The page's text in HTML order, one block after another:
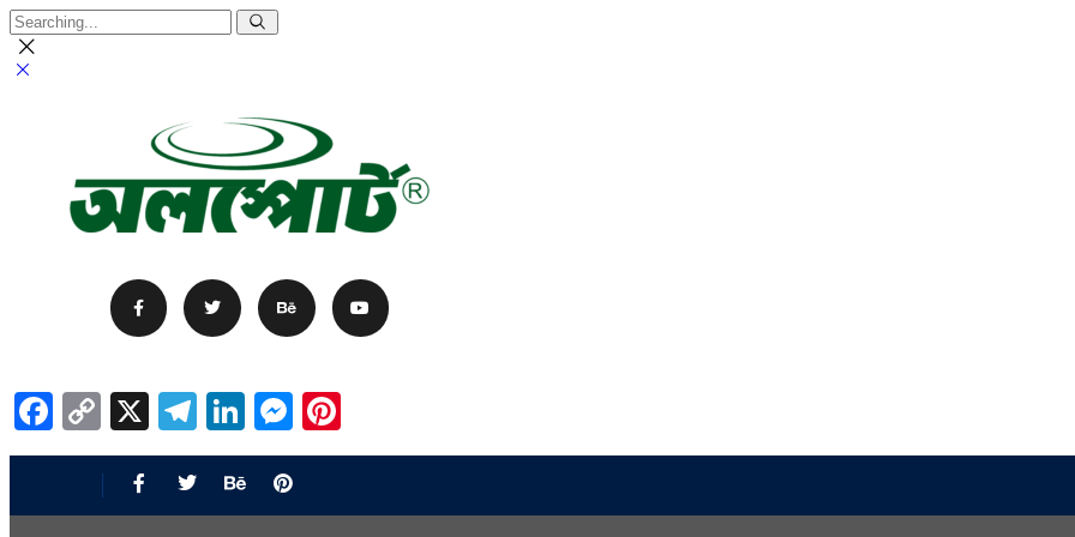
Facebook
Copy
Link
X Telegram
LinkedIn
Messenger